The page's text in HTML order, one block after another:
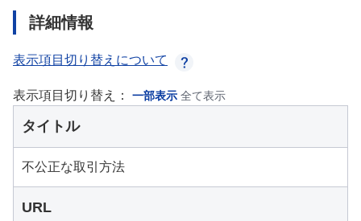
詳細情報
表示項目切り替えについて
表示項目切り替え： 一部表示 全て表示
タイトル
不公正な取引方法
URL